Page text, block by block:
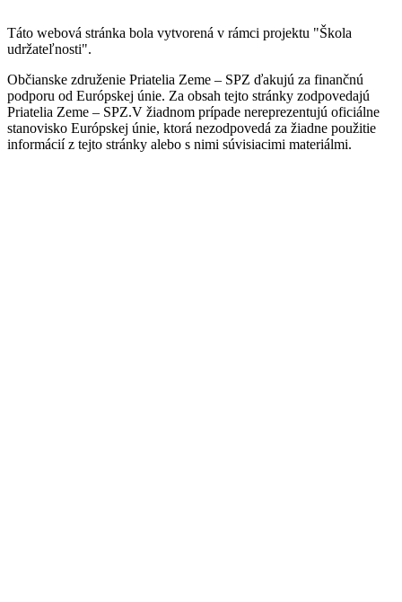
Táto webová stránka bola vytvorená v rámci projektu "Škola
udržateľnosti".
Občianske združenie Priatelia Zeme – SPZ ďakujú za finančnú
podporu od Európskej únie. Za obsah tejto stránky zodpovedajú
Priatelia Zeme – SPZ.V žiadnom prípade nereprezentujú oficiálne
stanovisko Európskej únie, ktorá nezodpovedá za žiadne použitie
informácií z tejto stránky alebo s nimi súvisiacimi materiálmi.